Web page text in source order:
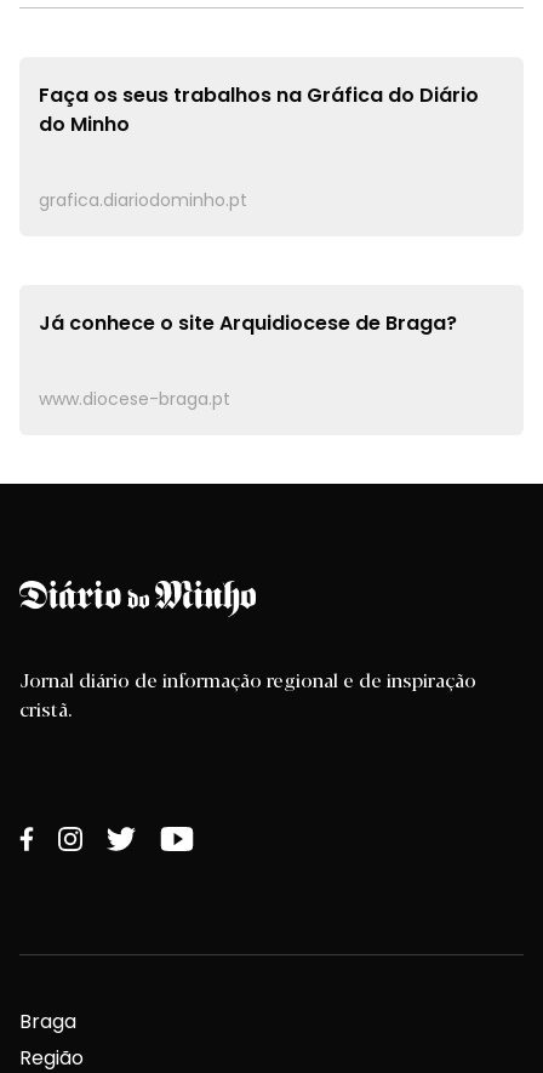
Faça os seus trabalhos na Gráfica do Diário
do Minho
grafica.diariodominho.pt
Já conhece o siteArquidiocese de Braga?
www.diocese-braga.pt
Jornal diário de informação regional e de inspiração
cristã.
Braga
Região